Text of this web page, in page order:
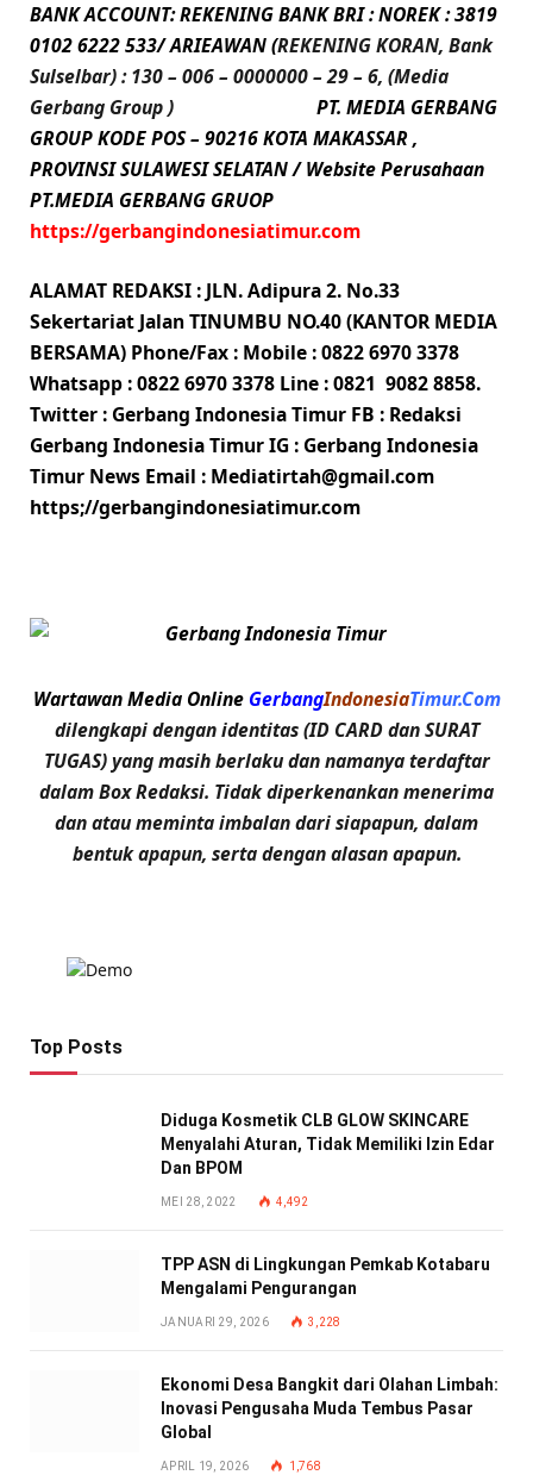
BANK ACCOUNT: REKENING BANK BRI : NOREK : 3819
0102 6222 533/ARIEAWAN(REKENING KORAN, Bank
Sulselbar) :130 – 006 – 0000000 – 29 – 6, (Media
Gerbang Group ) PT. MEDIA GERBANG
GROUP KODE POS – 90216 KOTA MAKASSAR ,
PROVINSI SULAWESI SELATAN /Website Perusahaan
PT.MEDIA GERBANG GRUOP
https://gerbangindonesiatimur.com
ALAMAT REDAKSI : JLN. Adipura 2. No.33
Sekertariat Jalan TINUMBU NO.40 (KANTOR MEDIA
BERSAMA) Phone/Fax : Mobile : 0822 6970 3378
Whatsapp : 0822 6970 3378 Line : 0821 9082 8858.
Twitter : Gerbang Indonesia Timur FB : Redaksi
Gerbang Indonesia Timur IG : Gerbang Indonesia
Timur News Email : Mediatirtah@gmail.com
https;//gerbangindonesiatimur.com
Wartawan Media Online GerbangIndonesiaTimur.Com
dilengkapi dengan identitas (ID CARD dan SURAT
TUGAS) yang masih berlaku dan namanya terdaftar
dalam Box Redaksi. Tidak diperkenankan menerima
dan atau meminta imbalan dari siapapun, dalam
bentuk apapun, serta dengan alasan apapun.
Top Posts
Diduga Kosmetik CLB GLOW SKINCARE
Menyalahi Aturan, Tidak Memiliki Izin Edar
Dan BPOM
MEI 28, 2022 4,492
TPP ASN di Lingkungan Pemkab Kotabaru
Mengalami Pengurangan
JANUARI 29, 2026 3,228
Ekonomi Desa Bangkit dari Olahan Limbah:
Inovasi Pengusaha Muda Tembus Pasar
Global
APRIL 19, 2026 1,768